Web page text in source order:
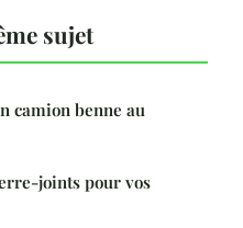
sujet
camion benne au
joints pour vos